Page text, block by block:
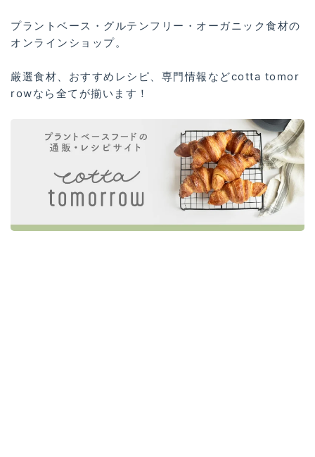
プラントベース・グルテンフリー・オーガニック食材の
オンラインショップ。
厳選食材、おすすめレシピ、専門情報などcotta tomor
rowなら全てが揃います！